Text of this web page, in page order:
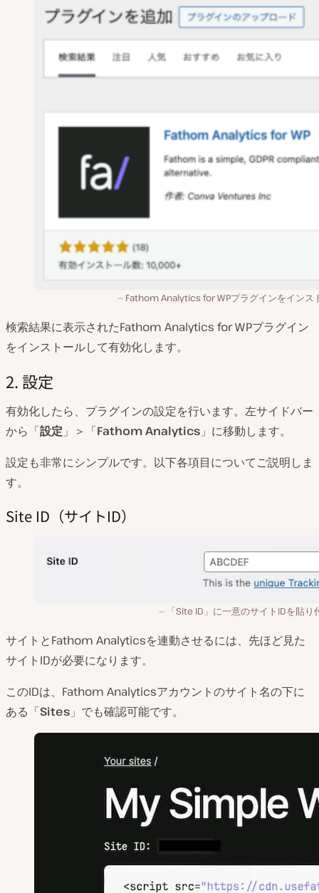
Fathom Analytics for WPプラグインをインス
検索結果に表示されたFathom Analytics for WPプラグイン
をインストールして有効化します。
2. 設定
有効化したら、プラグインの設定を行います。左サイドバー
から「設定 」＞「Fathom Analytics 」に移動します。
設定も非常にシンプルです。以下各項目についてご説明しま
す。
Site ID（サイトID）
「Site ID」に一意のサイトIDを貼り
サイトとFathom Analyticsを連動させるには、先ほど見た
サイトIDが必要になります。
このIDは、Fathom Analyticsアカウントのサイト名の下に
ある「Sites 」でも確認可能です。